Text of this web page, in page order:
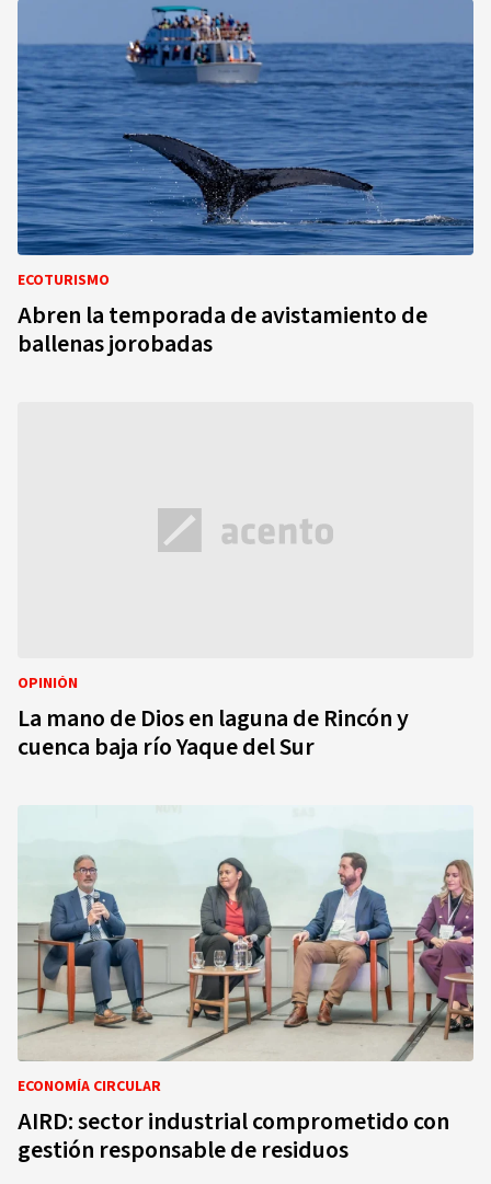
ECOTURISMO
Abren la temporada de avistamiento de
ballenas jorobadas
OPINIÓN
La mano de Dios en laguna de Rincón y
cuenca baja río Yaque del Sur
ECONOMÍA CIRCULAR
AIRD: sector industrial comprometido con
gestión responsable de residuos